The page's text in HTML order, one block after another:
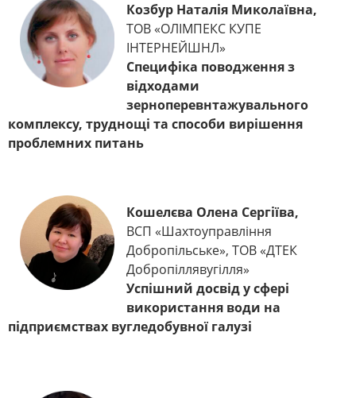
Козбур Наталія Миколаївна,
ТОВ «ОЛІМПЕКС КУПЕ
ІНТЕРНЕЙШНЛ»
Специфіка поводження з
відходами
зерноперевнтажувального
комплексу, труднощі та способи вирішення
проблемних питань
Кошелєва Олена Сергіїва,
ВСП «Шахтоуправління
Добропільське», ТОВ «ДТЕК
Добропіллявугілля»
Успішний досвід у сфері
використання води на
підприємствах вугледобувної галузі